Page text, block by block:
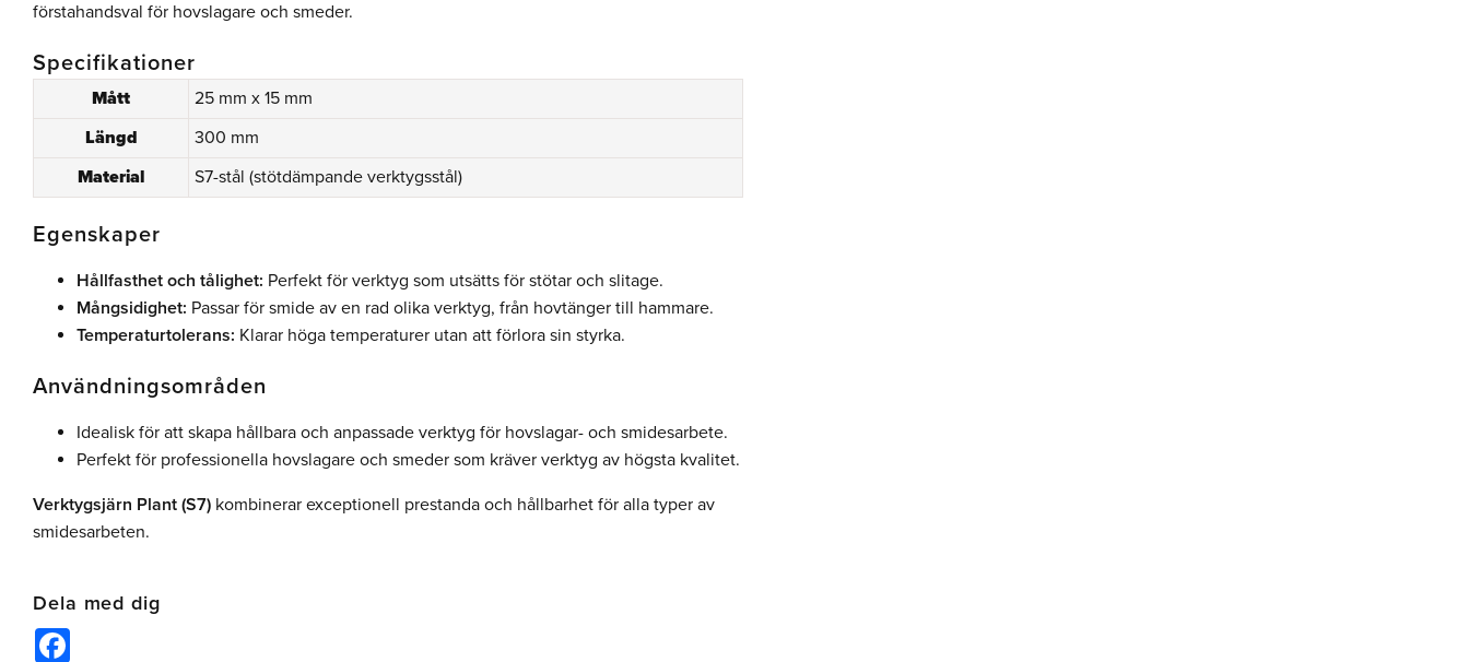
förstahandsval för hovslagare och smeder.
Specifikationer
Mått
25 mm x 15 mm
Längd
300 mm
Material
S7-stål (stötdämpande verktygsstål)
Egenskaper
Hållfasthet och tålighet: Perfekt för verktyg som utsätts för stötar och slitage.
Mångsidighet: Passar för smide av en rad olika verktyg, från hovtänger till hammare.
Temperaturtolerans: Klarar höga temperaturer utan att förlora sin styrka.
Användningsområden
Idealisk för att skapa hållbara och anpassade verktyg för hovslagar- och smidesarbete.
Perfekt för professionella hovslagare och smeder som kräver verktyg av högsta kvalitet.
Verktygsjärn Plant (S7) kombinerar exceptionell prestanda och hållbarhet för alla typer av
smidesarbeten.
Dela med dig